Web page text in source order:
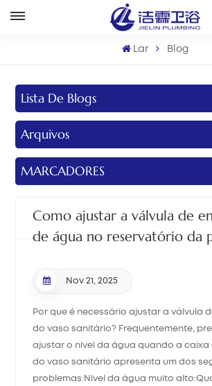
Español
中文
هَوُسَ
Lar Blog
Lista De Blogs
Arquivos
MARCADORES
Como ajustar a válvula de
de água no reservatório da
Nov 21, 2025
Por que é necessário ajustar a válvula
do vaso sanitário? Frequentemente,
ajustar o nível da água quando a caixa
do vaso sanitário apresenta um dos
problemas:Nível da água muito